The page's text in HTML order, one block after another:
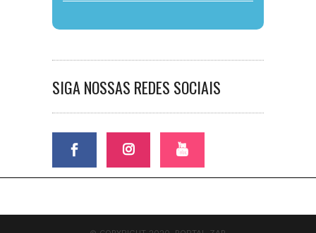
SIGA NOSSAS REDES SOCIAIS